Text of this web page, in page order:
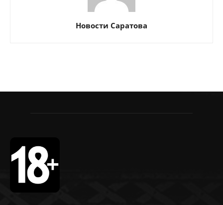
Новости Саратова